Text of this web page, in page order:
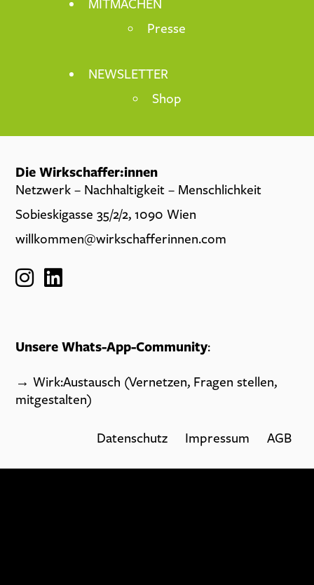
MITMACHEN
Presse
NEWSLETTER
Shop
Die Wirkschaffer:innen
Netzwerk – Nachhaltigkeit – Menschlichkeit
Sobieskigasse 35/2/2, 1090 Wien
willkommen@wirkschafferinnen.com
Unsere Whats-App-Community:
→Wirk:Austausch (Vernetzen, Fragen stellen,
mitgestalten)
Datenschutz Impressum AGB